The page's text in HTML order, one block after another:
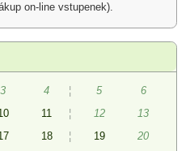
on-line vstupenek).
3 4 ¦ 5
6
11 ¦ 12
13
18 ¦ 19
20